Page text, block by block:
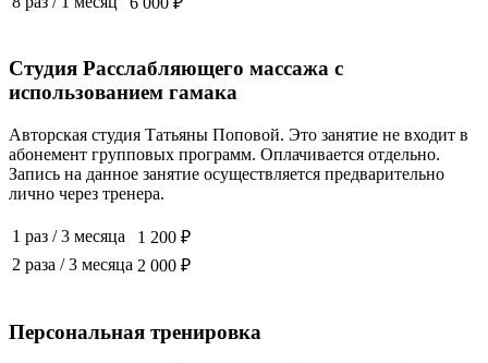
Студия Расслабляющего массажа с
использованием гамака
Авторская студия Татьяны Поповой. Это занятие не входит в
абонемент групповых программ. Оплачивается отдельно.
Запись на данное занятие осуществляется предварительно
лично через тренера.
1 раз /3 месяца
1 200 ₽
2 раза /3 месяца 2 000 ₽
Персональная тренировка